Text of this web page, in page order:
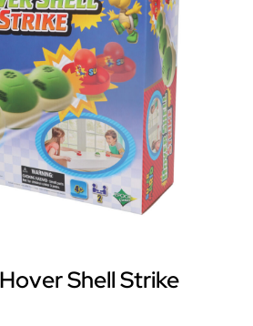
Shell Strike